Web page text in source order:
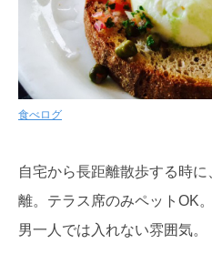
食べログ
自宅から長距離散歩する時
離。テラス席のみペットOK
男一人では入れない雰囲気。